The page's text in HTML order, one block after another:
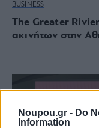
Noupou.gr - Do
Information
BUSINESS
The Greater
ακινήτων στην